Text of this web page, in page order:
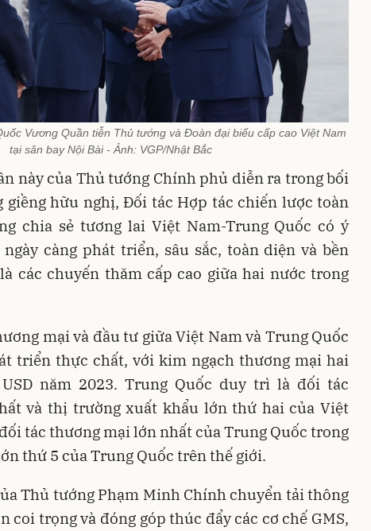
Vương Quần tiễn Thủ tướng và Đoàn đại biểu cấp cao Việt Nam
tại sân bay Nội Bài - Ảnh: VGP/Nhật Bắc
này của Thủ tướng Chính phủ diễn ra trong bối
giềng hữu nghị, Đối tác Hợp tác chiến lược toàn
chia sẻ tương lai Việt Nam-Trung Quốc có ý
càng phát triển, sâu sắc, toàn diện và bền
các chuyến thăm cấp cao giữa hai nước trong
mại và đầu tư giữa Việt Nam và Trung Quốc
triển thực chất, với kim ngạch thương mại hai
năm 2023. Trung Quốc duy trì là đối tác
và thị trường xuất khẩu lớn thứ hai của Việt
tác thương mại lớn nhất của Trung Quốc trong
thứ 5 của Trung Quốc trên thế giới.
Thủ tướng Phạm Minh Chính chuyển tải thông
coi trọng và đóng góp thúc đẩy các cơ chế GMS,